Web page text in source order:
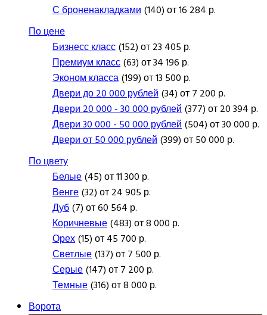
С броненакладками(140) от 16 284 р.
По цене
Бизнесс класс(152) от 23 405 р.
Премиум класс(63) от 34 196 р.
Эконом класса(199) от 13 500 р.
Двери до 20 000 рублей(34) от 7 200 р.
Двери 20 000 - 30 000 рублей(377) от 20 394 р.
Двери 30 000 - 50 000 рублей(504) от 30 000 р.
Двери от 50 000 рублей(399) от 50 000 р.
По цвету
Белые(45) от 11 300 р.
Венге(32) от 24 905 р.
Дуб(7) от 60 564 р.
Коричневые(483) от 8 000 р.
Орех(15) от 45 700 р.
Светлые(137) от 7 500 р.
Серые(147) от 7 200 р.
Темные(316) от 8 000 р.
Ворота